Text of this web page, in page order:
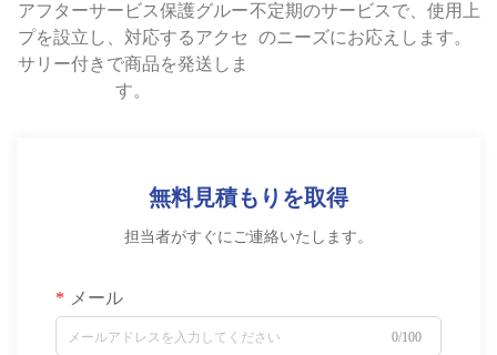
アフターサービス保護グルー
プを設立し、対応するアクセ
サリー付きで商品を発送しま
す。
不定期のサービスで、使用上
のニーズにお応えします。
無料見積もりを取得
担当者がすぐにご連絡いたします。
メール
0/100